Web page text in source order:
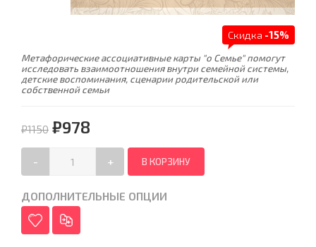
Скидка -15%
Метафорические ассоциативные карты "о Семье" помогут
исследовать взаимоотношения внутри семейной системы,
детские воспоминания, сценарии родительской или
собственной семьи
₽1150 ₽978
- +
ДОПОЛНИТЕЛЬНЫЕ ОПЦИИ